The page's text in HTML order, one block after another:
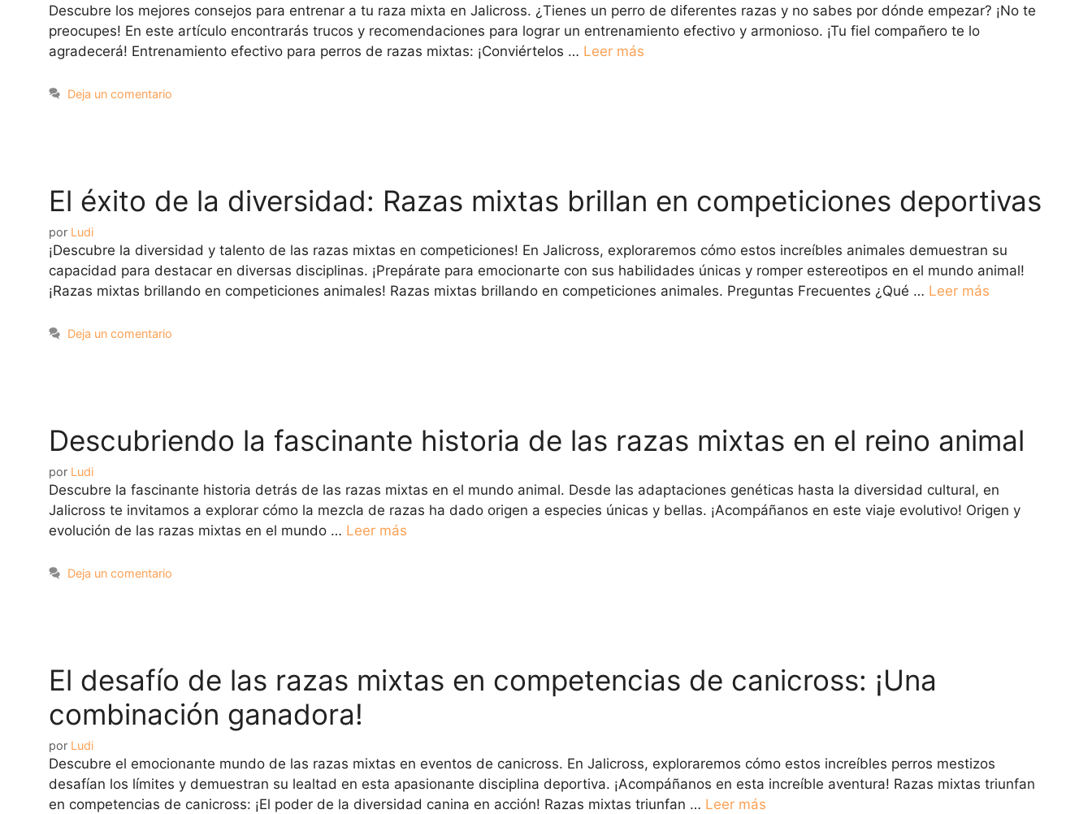
Descubre los mejores consejos para entrenar a tu raza mixta en Jalicross. ¿Tienes un perro de diferentes razas y no sabes por dónde empezar? ¡No te
preocupes! En este artículo encontrarás trucos y recomendaciones para lograr un entrenamiento efectivo y armonioso. ¡Tu fiel compañero te lo
agradecerá! Entrenamiento efectivo para perros de razas mixtas: ¡Conviértelos … Leer más
Deja un comentario
El éxito de la diversidad: Razas mixtas brillan en competiciones deportivas
por Ludi
¡Descubre la diversidad y talento de las razas mixtas en competiciones! En Jalicross, exploraremos cómo estos increíbles animales demuestran su
capacidad para destacar en diversas disciplinas. ¡Prepárate para emocionarte con sus habilidades únicas y romper estereotipos en el mundo animal!
¡Razas mixtas brillando en competiciones animales! Razas mixtas brillando en competiciones animales. Preguntas Frecuentes ¿Qué … Leer más
Deja un comentario
Descubriendo la fascinante historia de las razas mixtas en el reino animal
por Ludi
Descubre la fascinante historia detrás de las razas mixtas en el mundo animal. Desde las adaptaciones genéticas hasta la diversidad cultural, en
Jalicross te invitamos a explorar cómo la mezcla de razas ha dado origen a especies únicas y bellas. ¡Acompáñanos en este viaje evolutivo! Origen y
evolución de las razas mixtas en el mundo … Leer más
Deja un comentario
El desafío de las razas mixtas en competencias de canicross: ¡Una
combinación ganadora!
por Ludi
Descubre el emocionante mundo de las razas mixtas en eventos de canicross. En Jalicross, exploraremos cómo estos increíbles perros mestizos
desafían los límites y demuestran su lealtad en esta apasionante disciplina deportiva. ¡Acompáñanos en esta increíble aventura! Razas mixtas triunfan
en competencias de canicross: ¡El poder de la diversidad canina en acción! Razas mixtas triunfan … Leer más